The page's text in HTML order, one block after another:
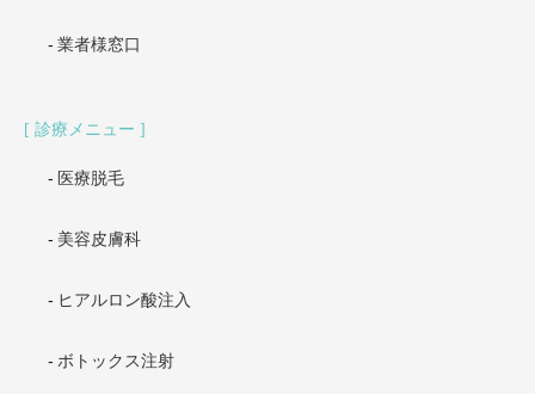
業者様窓口
診療メニュー
医療脱毛
美容皮膚科
ヒアルロン酸注入
ボトックス注射